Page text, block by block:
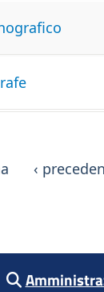
Prima pagina
‹